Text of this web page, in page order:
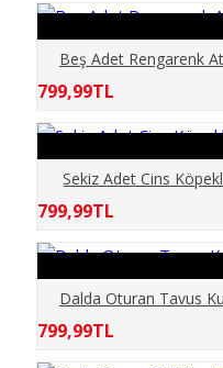
GÜN BATIMI
HAYVANLAR
KIZ ÇOCUK
Beş Adet Rengarenk
799,99TL
Sekiz Adet Cins
799,99TL
Dalda Oturan Tavus
799,99TL